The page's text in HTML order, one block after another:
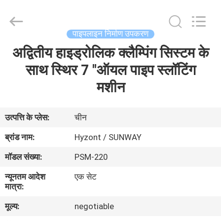
घर
वीडियो
हमारे
में
कारखाना
Technologies
Co.,Ltd..
पाइपलाइन निर्माण उपकरण
अद्वितीय हाइड्रोलिक क्लैम्पिंग सिस्टम के
साथ स्थिर 7 "ऑयल पाइप स्लॉटिंग
मशीन
उत्पत्ति के प्लेस:
चीन
ब्रांड नाम:
Hyzont / SUNWAY
मॉडल संख्या:
PSM-220
न्यूनतम आदेश
मात्रा:
एक सेट
मूल्य: negotiable